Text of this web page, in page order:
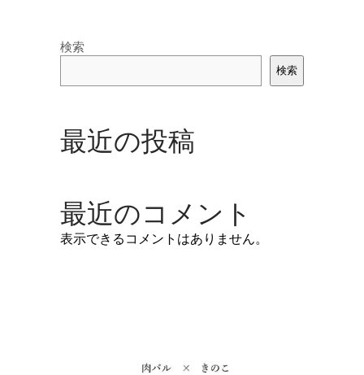
検索
検索
最近の投稿
最近のコメント
表示できるコメントはありません。